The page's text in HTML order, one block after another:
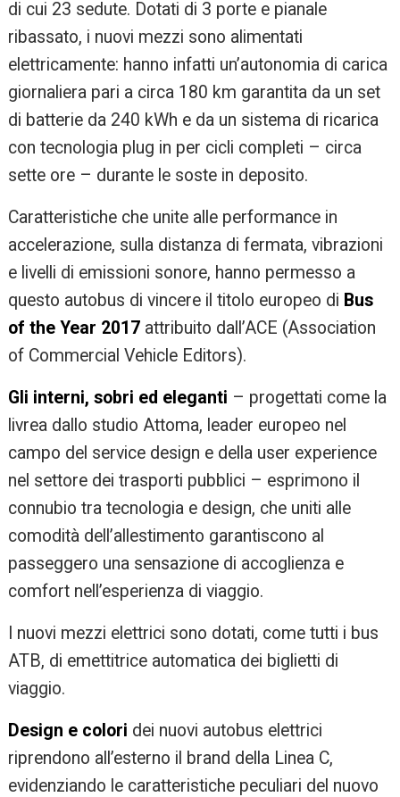
di cui 23 sedute. Dotati di 3 porte e pianale
ribassato, i nuovi mezzi sono alimentati
elettricamente: hanno infatti un’autonomia di carica
giornaliera pari a circa 180 km garantita da un set
di batterie da 240 kWh e da un sistema di ricarica
con tecnologia plug in per cicli completi – circa
sette ore – durante le soste in deposito.
Caratteristiche che unite alle performance in
accelerazione, sulla distanza di fermata, vibrazioni
e livelli di emissioni sonore, hanno permesso a
questo autobus di vincere il titolo europeo di Bus
of the Year 2017 attribuito dall’ACE (Association
of Commercial Vehicle Editors).
Gli interni, sobri ed eleganti – progettati come la
livrea dallo studio Attoma, leader europeo nel
campo del service design e della user experience
nel settore dei trasporti pubblici – esprimono il
connubio tra tecnologia e design, che uniti alle
comodità dell’allestimento garantiscono al
passeggero una sensazione di accoglienza e
comfort nell’esperienza di viaggio.
I nuovi mezzi elettrici sono dotati, come tutti i bus
ATB, di emettitrice automatica dei biglietti di
viaggio.
Design e colori dei nuovi autobus elettrici
riprendono all’esterno il brand della Linea C,
evidenziando le caratteristiche peculiari del nuovo